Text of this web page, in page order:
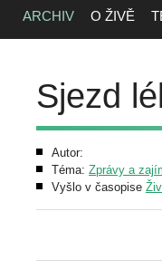
ARCHIV O ŽIVĚ
Sjezd
Autor:
Téma: Zprávy a
Vyšlo v časopise